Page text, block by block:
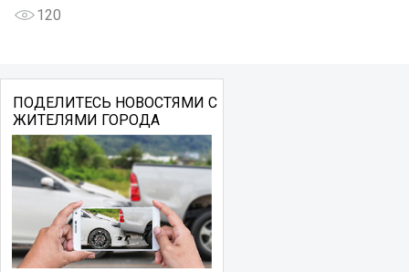
120
ПОДЕЛИТЕСЬ НОВОСТЯМИ С
ЖИТЕЛЯМИ ГОРОДА